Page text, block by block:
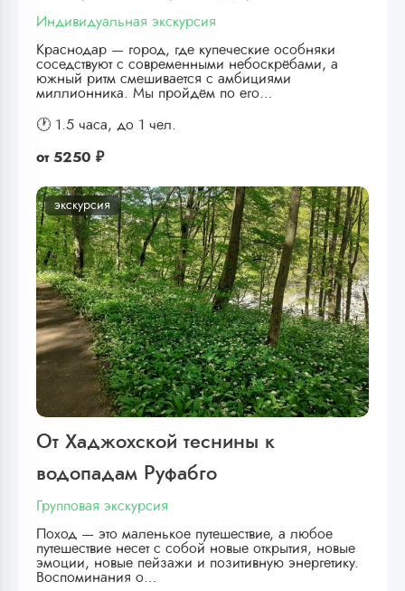
Индивидуальная экскурсия
Краснодар — город, где купеческие особняки
соседствуют с современными небоскрёбами, а
южный ритм смешивается с амбициями
миллионника. Мы пройдём по его…
🕐 1.5 часа, до 1 чел.
от 5250 ₽
экскурсия
От Хаджохской теснины к
водопадам Руфабго
Групповая экскурсия
Поход — это маленькое путешествие, а любое
путешествие несет с собой новые открытия, новые
эмоции, новые пейзажи и позитивную энергетику.
Воспоминания о…